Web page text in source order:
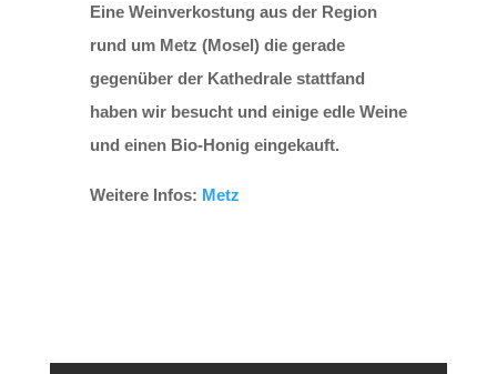
Eine Weinverkostung aus der Region
rund um Metz (Mosel) die gerade
gegenüber der Kathedrale stattfand
haben wir besucht und einige edle Weine
und einen Bio-Honig eingekauft.
Weitere Infos: Metz